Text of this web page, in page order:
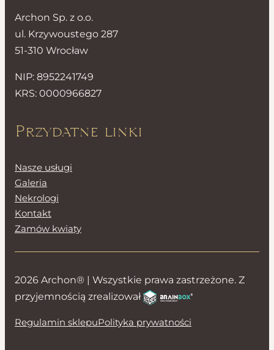
Archon Sp. z o.o.
ul. Krzywoustego 287
51-310 Wrocław
NIP: 8952241749
KRS: 0000966827
Przydatne linki
Nasze usługi
Galeria
Nekrologi
Kontakt
Zamów kwiaty
2026 Archon® | Wszystkie prawa zastrzeżone. Z
przyjemnością zrealizował
Regulamin sklepuPolityka prywatności